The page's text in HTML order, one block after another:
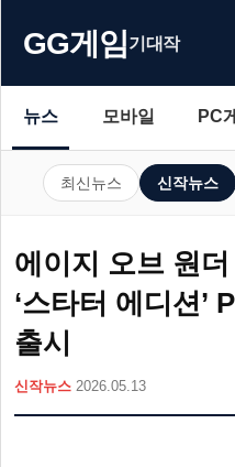
GG게임기대작
뉴스 모바일 PC
최신뉴스 신작뉴스
에이지 오브 원
‘스타터 에디션’
출시
신작뉴스 2026.05.13